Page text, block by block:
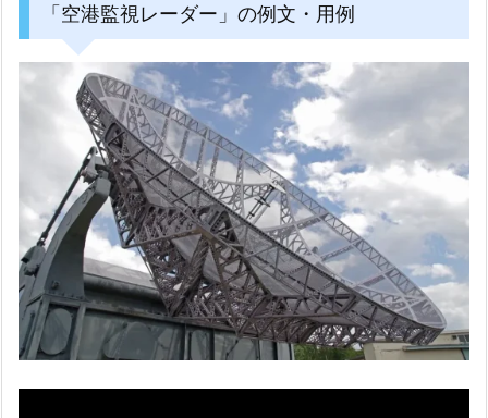
「空港監視レーダー」の例文・用例